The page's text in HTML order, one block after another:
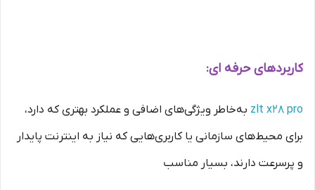
کاربردهای حرفه ‌ای:
zlt x28 pro به‌خاطر ویژگی‌های اضافی و عملکرد بهتری که دارد،
برای محیط‌های سازمانی یا کاربری‌هایی که نیاز به اینترنت پایدار
و پرسرعت دارند، بسیار مناسب